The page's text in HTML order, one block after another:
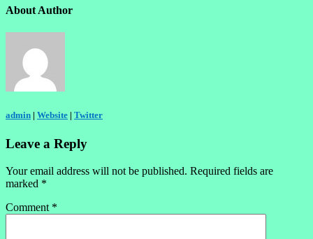
About Author
admin | Website | Twitter
Leave a Reply
Your email address will not be published. Required fields are
marked *
Comment *